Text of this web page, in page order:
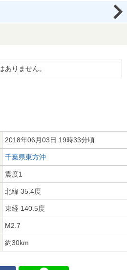
ありません。
2018年06月03日 19時33分頃
千葉県東方沖
震度1
北緯 35.4度
東経 140.5度
M2.7
約30km